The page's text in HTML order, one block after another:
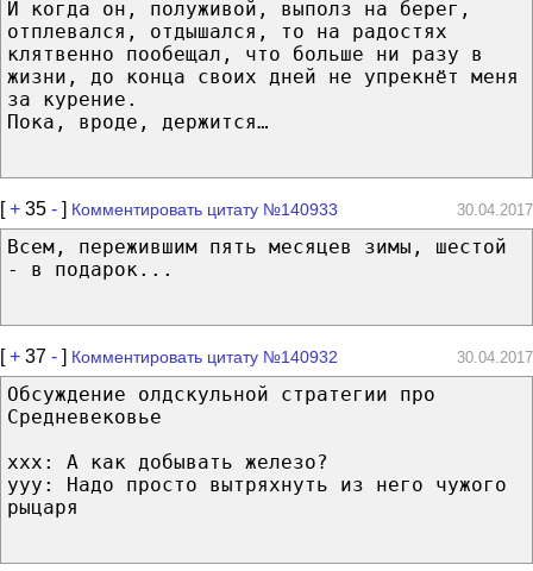
И когда он, полуживой, выполз на берег,
отплевался, отдышался, то на радостях
клятвенно пообещал, что больше ни разу в
жизни, до конца своих дней не упрекнёт меня
за курение.
Пока, вроде, держится…
[+ 35 - ] Комментировать цитату №140933 30.04.2017
Всем, пережившим пять месяцев зимы, шестой
- в подарок...
[+ 37 - ] Комментировать цитату №140932 30.04.2017
Обсуждение олдскульной стратегии про
Средневековье
xxx: А как добывать железо?
yyy: Надо просто вытряхнуть из него чужого
рыцаря